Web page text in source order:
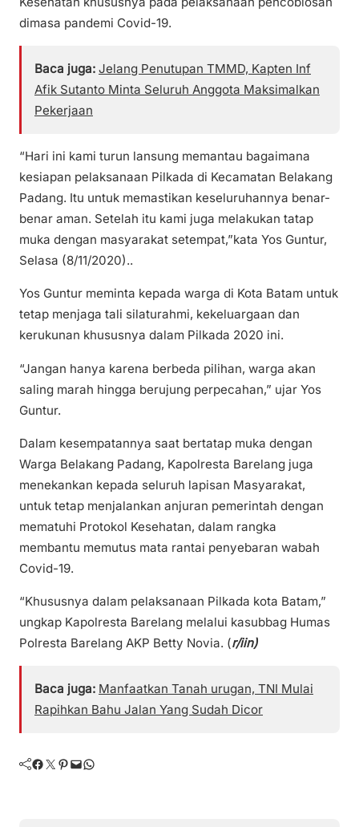
dimasa pandemi Covid-19.
Baca juga: Jelang Penutupan TMMD, Kapten Inf
Afik Sutanto Minta Seluruh Anggota Maksimalkan
Pekerjaan
“Hari ini kami turun lansung memantau bagaimana
kesiapan pelaksanaan Pilkada di Kecamatan Belakang
Padang. Itu untuk memastikan keseluruhannya benar-
benar aman. Setelah itu kami juga melakukan tatap
muka dengan masyarakat setempat,”kata Yos Guntur,
Selasa (8/11/2020)..
Yos Guntur meminta kepada warga di Kota Batam untuk
tetap menjaga tali silaturahmi, kekeluargaan dan
kerukunan khususnya dalam Pilkada 2020 ini.
“Jangan hanya karena berbeda pilihan, warga akan
saling marah hingga berujung perpecahan,” ujar Yos
Guntur.
Dalam kesempatannya saat bertatap muka dengan
Warga Belakang Padang, Kapolresta Barelang juga
menekankan kepada seluruh lapisan Masyarakat,
untuk tetap menjalankan anjuran pemerintah dengan
mematuhi Protokol Kesehatan, dalam rangka
membantu memutus mata rantai penyebaran wabah
Covid-19.
“Khususnya dalam pelaksanaan Pilkada kota Batam,”
ungkap Kapolresta Barelang melalui kasubbag Humas
Polresta Barelang AKP Betty Novia. (r/iin)
Baca juga: Manfaatkan Tanah urugan, TNI Mulai
Rapihkan Bahu Jalan Yang Sudah Dicor
Facebook Twitter Pinterest Mail WhatsApp